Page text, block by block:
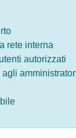
rete interna
autorizzati